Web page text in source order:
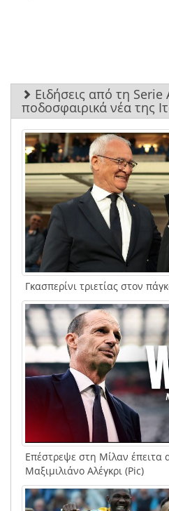
Ειδήσεις από τη Serie
ποδοσφαιρικά νέα της
Γκασπερίνι τριετίας στον
Επέστρεψε στη Μίλαν έπειτα
Μαξιμιλιάνο Αλέγκρι (Pic)